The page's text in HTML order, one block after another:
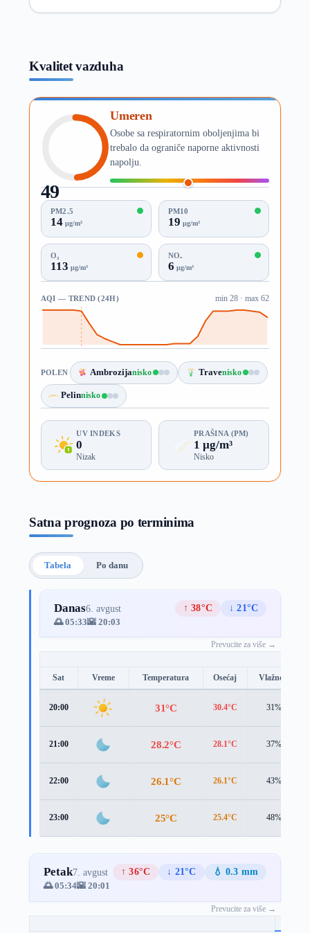
Kvalitet vazduha
49
AQI
Umeren
Osobe sa respiratornim oboljenjima bi
trebalo da ograniče naporne aktivnosti
napolju.
PM2.5
14µg/m³
PM10
19 µg/m³
O₃
113 µg/m³
NO₂
6 µg/m³
AQI — TREND (24H) min 28 · max 62
POLEN Ambrozijanisko Travenisko
Pelinnisko
UV INDEKS
0
Nizak
PRAŠINA (PM)
1 µg/m³
Nisko
Satna prognoza po terminima
Tabela Po danu
Danas6. avgust ↑ 38°C
↓ 21°C
🌅 05:33🌇 20:03
Prevucite za više →
Sat Vreme Temperatura Osećaj Vlažnost
20:00 31°C 30.4°C 31%
21:00 28.2°C 28.1°C 37%
22:00 26.1°C 26.1°C 43%
23:00 25°C 25.4°C 48%
Petak7. avgust ↑ 36°C ↓ 21°C
💧 0.3 mm
🌅 05:34🌇 20:01
Prevucite za više →